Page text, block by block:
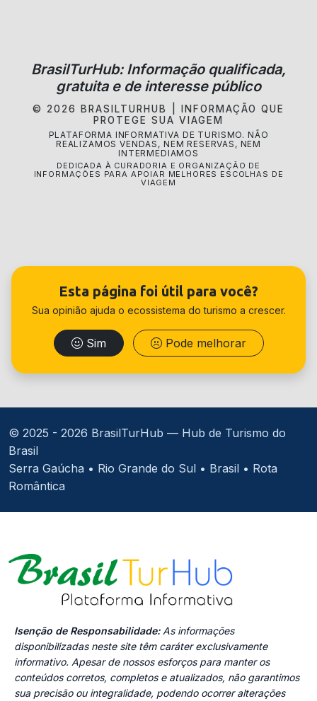
BrasilTurHub: Informação qualificada,
gratuita e de interesse público
© 2026 BRASILTURHUB | INFORMAÇÃO QUE
PROTEGE SUA VIAGEM
PLATAFORMA INFORMATIVA DE TURISMO. NÃO
REALIZAMOS VENDAS, NEM RESERVAS, NEM
INTERMEDIAMOS
DEDICADA À CURADORIA E ORGANIZAÇÃO DE
INFORMAÇÕES PARA APOIAR MELHORES ESCOLHAS DE
VIAGEM
Esta página foi útil para você?
Sua opinião ajuda o ecossistema do turismo a crescer.
Sim Pode melhorar
© 2025 - 2026 BrasilTurHub — Hub de Turismo do
Brasil
Serra Gaúcha • Rio Grande do Sul • Brasil • Rota
Romântica
Isenção de Responsabilidade:As informações
disponibilizadas neste site têm caráter exclusivamente
informativo. Apesar de nossos esforços para manter os
conteúdos corretos, completos e atualizados, não garantimos
sua precisão ou integralidade, podendo ocorrer alterações